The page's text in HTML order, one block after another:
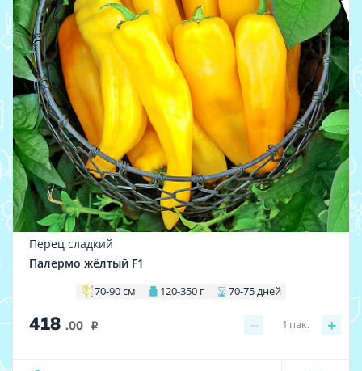
Перец сладкий
Палермо жёлтый F1
70-90 см 120-350 г 70-75 дней
418 .00 i − +
1 пак.